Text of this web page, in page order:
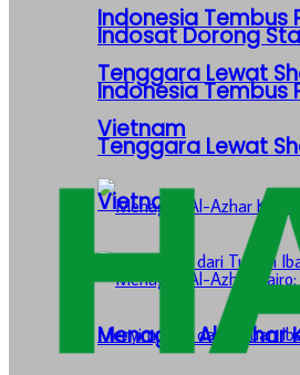
Indonesia Tembus
Tenggara Lewat
Vietnam
Menag di Al-Azhar
Indosat Dorong
Indonesia Tembus
Tenggara Lewat
Vietnam